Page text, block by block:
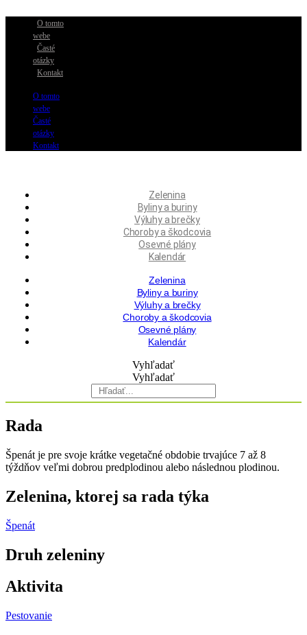
O tomto
webe
Časté
otázky
Kontakt
O tomto
webe
Časté
otázky
Kontakt
Zelenina
Byliny a buriny
Výluhy a brečky
Choroby a škodcovia
Osevné plány
Kalendár
Zelenina
Byliny a buriny
Výluhy a brečky
Choroby a škodcovia
Osevné plány
Kalendár
Vyhľadať
Vyhľadať
Rada
Špenát je pre svoje krátke vegetačné ob­dobie trvajúce 7 až 8
týždňov veľmi dobrou predplodinou ale­bo následnou plodinou.
Zelenina, ktorej sa rada týka
Špenát
Druh zeleniny
Aktivita
Pestovanie